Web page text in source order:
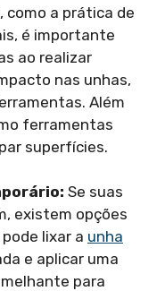
como a prática de
é importante
ao realizar
nas unhas,
Além
ferramentas
superfícies.
Se suas
existem opções
lixar a unha
e aplicar uma
para